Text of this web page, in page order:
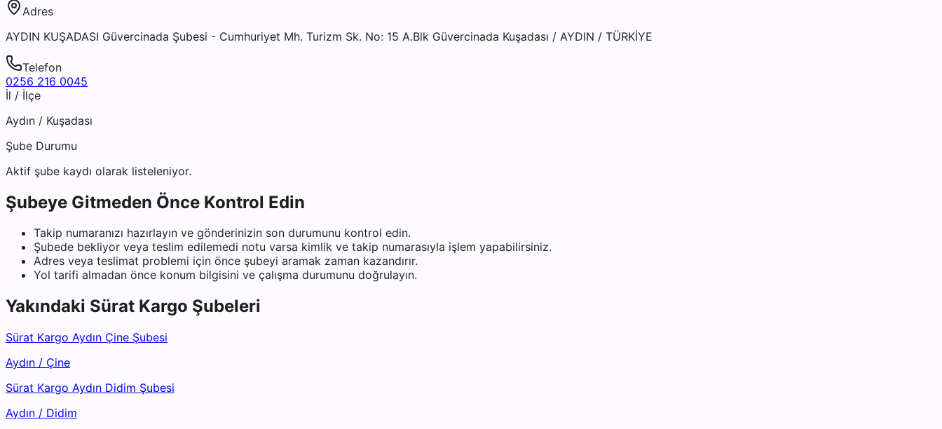
Adres
AYDIN KUŞADASI Güvercinada Şubesi - Cumhuriyet Mh. Turizm Sk. No: 15 A.Blk Güvercinada Kuşadası / AYDIN / TÜRKİYE
Telefon
0256 216 0045
İl / İlçe
Aydın / Kuşadası
Şube Durumu
Aktif şube kaydı olarak listeleniyor.
Şubeye Gitmeden Önce Kontrol Edin
Takip numaranızı hazırlayın ve gönderinizin son durumunu kontrol edin.
Şubede bekliyor veya teslim edilemedi notu varsa kimlik ve takip numarasıyla işlem yapabilirsiniz.
Adres veya teslimat problemi için önce şubeyi aramak zaman kazandırır.
Yol tarifi almadan önce konum bilgisini ve çalışma durumunu doğrulayın.
Yakındaki Sürat Kargo Şubeleri
Sürat Kargo Aydın Çine Şubesi
Aydın / Çine
Sürat Kargo Aydın Didim Şubesi
Aydın / Didim